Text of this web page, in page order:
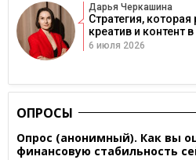
Дарья Черкашина
Стратегия, которая
креатив и контент
6 июля 2026
ОПРОСЫ
Опрос (анонимный). Как вы
финансовую стабильность